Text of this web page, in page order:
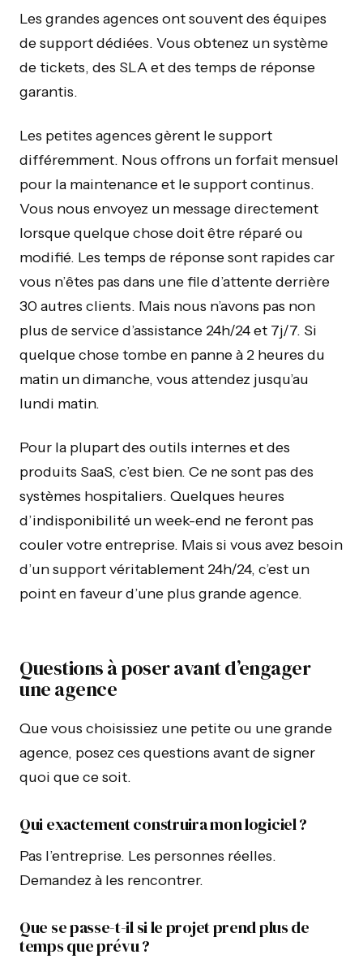
Les grandes agences ont souvent des équipes
de support dédiées. Vous obtenez un système
de tickets, des SLA et des temps de réponse
garantis.
Les petites agences gèrent le support
différemment. Nous offrons un forfait mensuel
pour la maintenance et le support continus.
Vous nous envoyez un message directement
lorsque quelque chose doit être réparé ou
modifié. Les temps de réponse sont rapides car
vous n’êtes pas dans une file d’attente derrière
30 autres clients. Mais nous n’avons pas non
plus de service d’assistance 24h/24 et 7j/7. Si
quelque chose tombe en panne à 2 heures du
matin un dimanche, vous attendez jusqu’au
lundi matin.
Pour la plupart des outils internes et des
produits SaaS, c’est bien. Ce ne sont pas des
systèmes hospitaliers. Quelques heures
d’indisponibilité un week-end ne feront pas
couler votre entreprise. Mais si vous avez besoin
d’un support véritablement 24h/24, c’est un
point en faveur d’une plus grande agence.
Questions à poser avant d’engager
une agence
Que vous choisissiez une petite ou une grande
agence, posez ces questions avant de signer
quoi que ce soit.
Qui exactement construira mon logiciel ?
Pas l’entreprise. Les personnes réelles.
Demandez à les rencontrer.
Que se passe-t-il si le projet prend plus de
temps que prévu ?